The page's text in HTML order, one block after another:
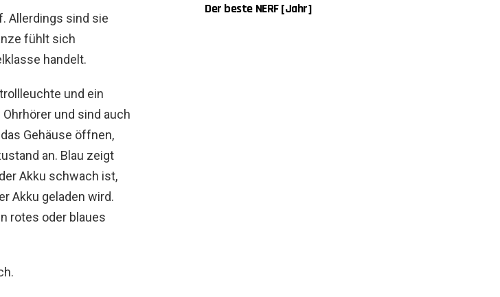
Allerdings sind sie
fühlt sich
handelt.
und ein
und sind auch
Gehäuse öffnen,
an. Blau zeigt
Akku schwach ist,
Akku geladen wird.
rotes oder blaues
Der beste NERF [Jahr]